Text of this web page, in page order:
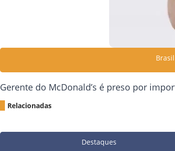
Brasil
Gerente do McDonald’s é preso por
Relacionadas
Destaques